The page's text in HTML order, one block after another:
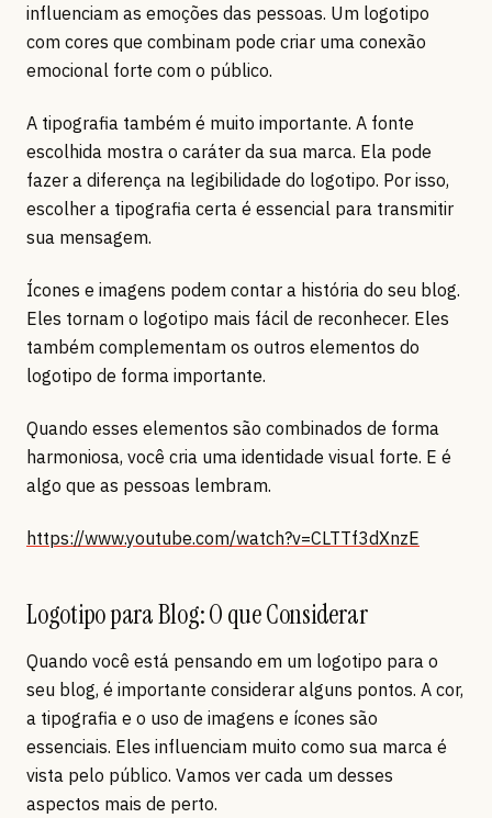
influenciam as emoções das pessoas. Um logotipo
com cores que combinam pode criar uma conexão
emocional forte com o público.
A tipografia também é muito importante. A fonte
escolhida mostra o caráter da sua marca. Ela pode
fazer a diferença na legibilidade do logotipo. Por isso,
escolher a tipografia certa é essencial para transmitir
sua mensagem.
Ícones e imagens podem contar a história do seu blog.
Eles tornam o logotipo mais fácil de reconhecer. Eles
também complementam os outros elementos do
logotipo de forma importante.
Quando esses elementos são combinados de forma
harmoniosa, você cria uma identidade visual forte. E é
algo que as pessoas lembram.
https://www.youtube.com/watch?v=CLTTf3dXnzE
Logotipo para Blog: O que Considerar
Quando você está pensando em um logotipo para o
seu blog, é importante considerar alguns pontos. A cor,
a tipografia e o uso de imagens e ícones são
essenciais. Eles influenciam muito como sua marca é
vista pelo público. Vamos ver cada um desses
aspectos mais de perto.